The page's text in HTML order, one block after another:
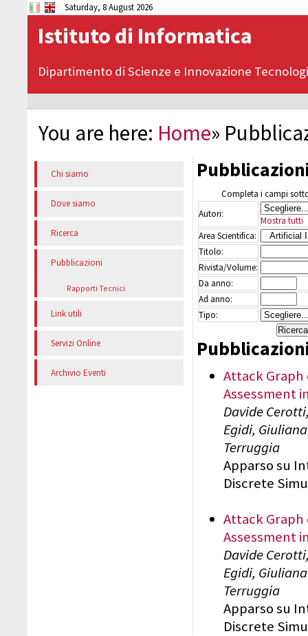
Saturday, 8 August 2026
Istituto di Informatica
Dipartimento di Scienze e Innovazione
You are here: Home»
Chi siamo
Dove siamo
Ricerca
Pubblicazioni
Rapporti Tecnici
Link utili
Servizi Online
Archivio Eventi
Completa i campi
Autori:
Mostra tutti
Area Scientifica:
Titolo:
Rivista/Volume:
Da anno:
Ad anno:
Tipo:
Attack
Assessment
Davide
Egidi,
Terruggia
Apparso su
Discrete
Attack
Assessment
Davide
Egidi,
Terruggia
Apparso su
Discrete